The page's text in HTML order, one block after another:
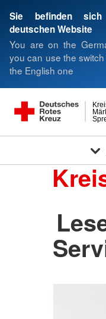
Sie befinden
deutschen Website
You are on the
you can use the
the English one